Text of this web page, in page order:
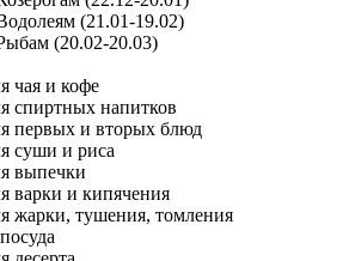
(21.01-19.02)
(20.02-20.03)
чая и кофе
спиртных напитков
первых и вторых блюд
суши и риса
выпечки
варки и кипячения
жарки, тушения, томления